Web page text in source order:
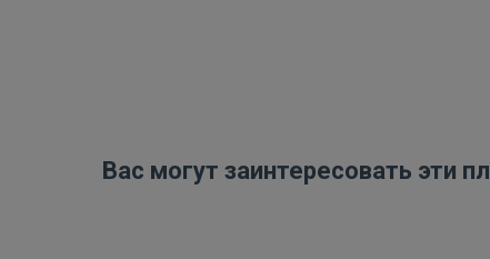
Вас могут заинтересовать эти